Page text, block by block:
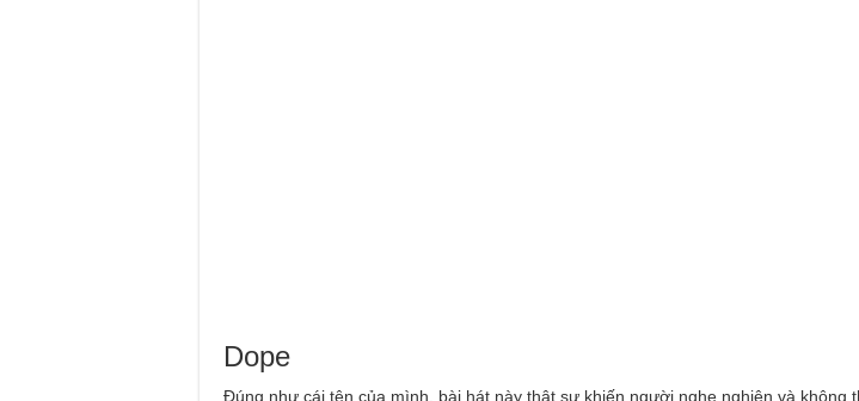
Dope
Đúng như cái tên của mình, bài hát này thật sự khiến người nghe nghiện và không